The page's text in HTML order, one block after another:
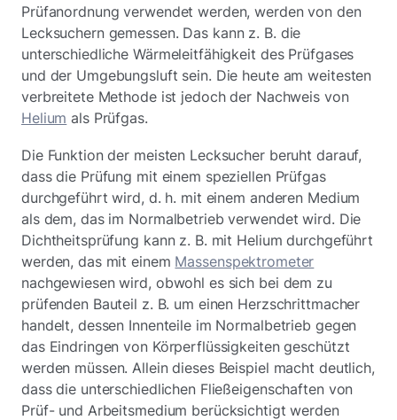
Prüfanordnung verwendet werden, werden von den
Lecksuchern gemessen. Das kann z. B. die
unterschiedliche Wärmeleitfähigkeit des Prüfgases
und der Umgebungsluft sein. Die heute am weitesten
verbreitete Methode ist jedoch der Nachweis von
Helium als Prüfgas.
Die Funktion der meisten Lecksucher beruht darauf,
dass die Prüfung mit einem speziellen Prüfgas
durchgeführt wird, d. h. mit einem anderen Medium
als dem, das im Normalbetrieb verwendet wird. Die
Dichtheitsprüfung kann z. B. mit Helium durchgeführt
werden, das mit einem Massenspektrometer
nachgewiesen wird, obwohl es sich bei dem zu
prüfenden Bauteil z. B. um einen Herzschrittmacher
handelt, dessen Innenteile im Normalbetrieb gegen
das Eindringen von Körperflüssigkeiten geschützt
werden müssen. Allein dieses Beispiel macht deutlich,
dass die unterschiedlichen Fließeigenschaften von
Prüf- und Arbeitsmedium berücksichtigt werden